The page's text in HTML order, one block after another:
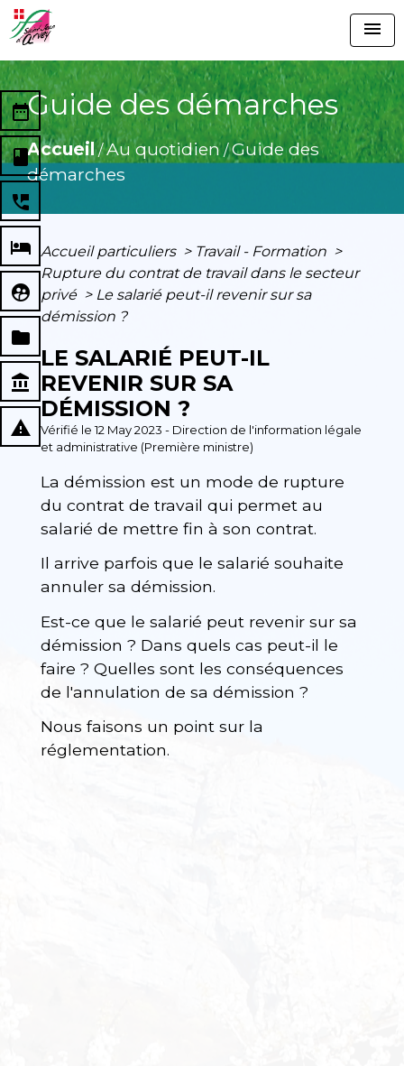
menu
Guide des démarches
Accueil/Au quotidien/Guide des
démarches
date_range
book
perm_phone_msg
local_hotel
supervised_user_circle
folder
account_balance
report_problem
Accueil particuliers > Travail - Formation >
Rupture du contrat de travail dans le secteur
privé > Le salarié peut-il revenir sur sa
démission ?
LE SALARIÉ PEUT-IL
REVENIR SUR SA
DÉMISSION ?
Vérifié le 12 May 2023 - Direction de l'information légale
et administrative (Première ministre)
La démission est un mode de rupture
du contrat de travail qui permet au
salarié de mettre fin à son contrat.
Il arrive parfois que le salarié souhaite
annuler sa démission.
Est-ce que le salarié peut revenir sur sa
démission ? Dans quels cas peut-il le
faire ? Quelles sont les conséquences
de l'annulation de sa démission ?
Nous faisons un point sur la
réglementation.